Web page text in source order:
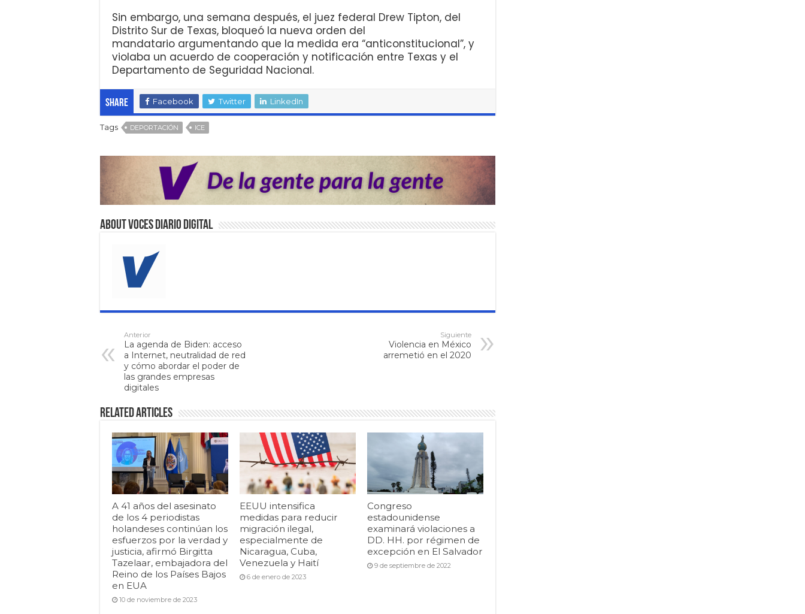
Sin embargo, una semana después, el juez federal Drew Tipton, del
Distrito Sur de Texas, bloqueó la nueva orden del
mandatario argumentando que la medida era “anticonstitucional”, y
violaba un acuerdo de cooperación y notificación entre Texas y el
Departamento de Seguridad Nacional.
Share Facebook Twitter LinkedIn
Tags DEPORTACIÓN ICE
About VOCES Diario digital
Anterior
La agenda de Biden: acceso
a Internet, neutralidad de red
y cómo abordar el poder de
las grandes empresas
digitales
Siguiente
Violencia en México
arremetió en el 2020
Related Articles
A 41 años del asesinato
de los 4 periodistas
holandeses continúan los
esfuerzos por la verdad y
justicia, afirmó Birgitta
Tazelaar, embajadora del
Reino de los Países Bajos
en EUA
10 de noviembre de 2023
EEUU intensifica
medidas para reducir
migración ilegal,
especialmente de
Nicaragua, Cuba,
Venezuela y Haití
6 de enero de 2023
Congreso
estadounidense
examinará violaciones a
DD. HH. por régimen de
excepción en El Salvador
9 de septiembre de 2022